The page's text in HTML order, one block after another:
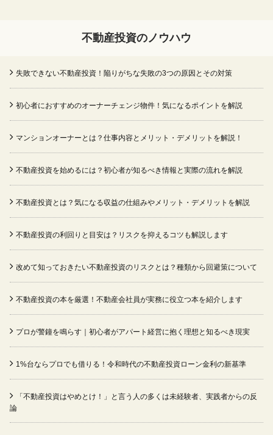
不動産投資のノウハウ
失敗できない不動産投資！陥りがちな失敗の3つの原因とその対策
初心者におすすめのオーナーチェンジ物件！気になるポイントを解説
マンションオーナーとは？仕事内容とメリット・デメリットを解説！
不動産投資を始めるには？初心者が知るべき情報と実際の流れを解説
不動産投資とは？気になる収益の仕組みやメリット・デメリットを解説
不動産投資の利回りと目安は？リスクを抑えるコツも解説します
改めて知っておきたい不動産投資のリスクとは？種類から回避策について
不動産投資の本を厳選！不動産会社員が実務に役立つ本を紹介します
プロが警鐘を鳴らす｜初心者がアパート経営に抱く理想と知るべき現実
1%台ならプロでも借りる！令和時代の不動産投資ローン金利の新基準
「不動産投資はやめとけ！」と言う人の多くは未経験者、実践者からの反
論